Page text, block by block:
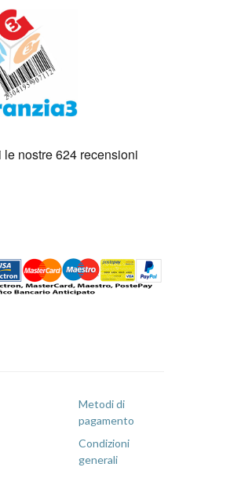
Metodi di
pagamento
Condizioni
generali